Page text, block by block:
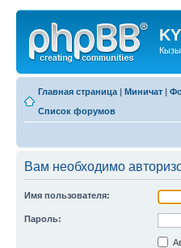
Главная страница | Миничат |
Список форумов
Вам необходимо
Имя пользователя:
Пароль: